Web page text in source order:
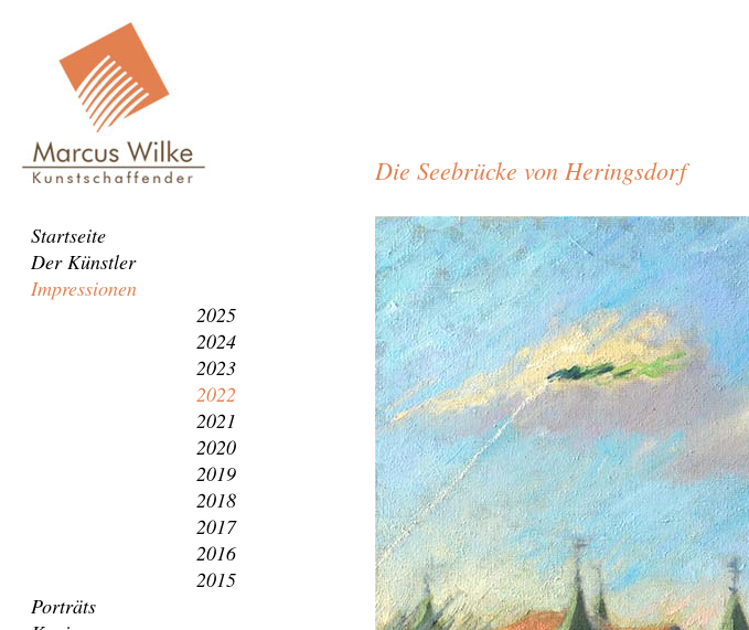
Navigation
überspringen
Startseite
Der Künstler
Impressionen
2025
2024
2023
2022
2021
2020
2019
2018
2017
2016
2015
Porträts
Die Seebrücke von Heringsdorf
Die
Seebrücke
von
Heringsdorf